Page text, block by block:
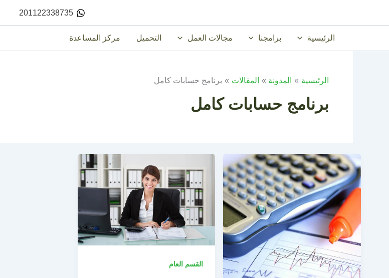
201122338735
الرئيسية برامجنا مجالات العمل التحميل مركز المساعدة
الرئيسية المدونة المقالات برنامج حسابات كامل
برنامج حسابات كامل
القسم العام